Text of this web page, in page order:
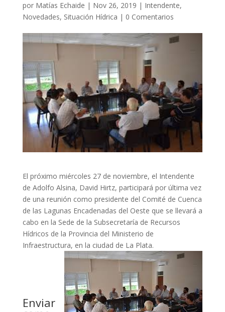
por Matías Echaide | Nov 26, 2019 | Intendente,
Novedades, Situación Hídrica | 0 Comentarios
El próximo miércoles 27 de noviembre, el Intendente
de Adolfo Alsina, David Hirtz, participará por última vez
de una reunión como presidente del Comité de Cuenca
de las Lagunas Encadenadas del Oeste que se llevará a
cabo en la Sede de la Subsecretaría de Recursos
Hídricos de la Provincia del Ministerio de
Infraestructura, en la ciudad de La Plata.
Enviar